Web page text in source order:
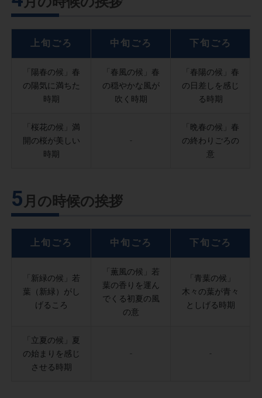
上旬ごろ 中旬ごろ 下旬ごろ
「陽春の候」春
の陽気に満ちた
時期
「春風の候」春
の穏やかな風が
吹く時期
「春陽の候」春
の日差しを感じ
る時期
「桜花の候」満
開の桜が美しい
時期
-
「晩春の候」春
の終わりごろの
意
5 月の時候の挨拶
上旬ごろ 中旬ごろ 下旬ごろ
「新緑の候」若
葉（新緑）がし
げるころ
「薫風の候」若
葉の香りを運ん
でくる初夏の風
の意
「青葉の候」
木々の葉が青々
としげる時期
「立夏の候」夏
の始まりを感じ
させる時期
- -